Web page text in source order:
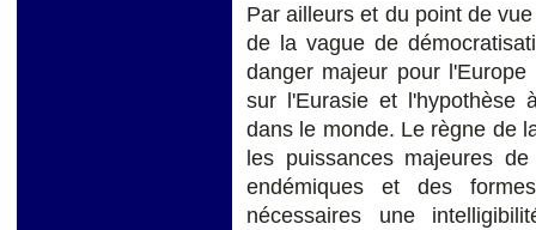
Par ailleurs et du point de
de la vague de
danger majeur pour
sur l'Eurasie et l'hypothèse
dans le monde. Le règne de
les puissances majeures
endémiques et des
nécessaires une